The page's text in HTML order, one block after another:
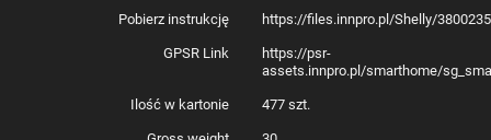
Shelly DALI Dimmer Gen3 współpracuje z klasycznymi włącznikami
ściennymi i pozwala na elastyczne sterowanie oświetleniem — zarówno
za pomocą jednego przycisku, jak i dwóch. Dzięki temu możesz z
łatwością zintegrować go z istniejącą instalacją.
Pełna integracja z ekosystemem Shelly i systemami
Pobierz instrukcję https://files.innpro.pl/Shelly/
GPSR Link
https://psr-
assets.innpro.pl/smarthome/
Ilość w kartonie 477 szt.